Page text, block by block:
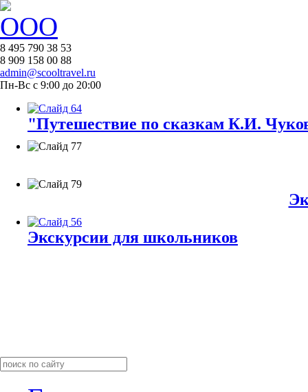
8 495 790 38 53
8 909 158 00 88
admin@scooltravel.ru
Пн-Вс с 9:00 до 20:00
"Путешествие по сказкам К.И.
Экскурсии для школьников